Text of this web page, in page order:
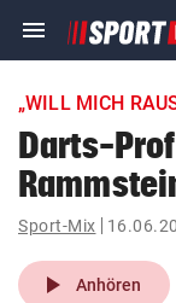
menu Navigation
ein-/
account_circle Anmelden
pin_drop
Wien
„WILL MICH
Darts-
Sport-Mix
play_arrow Anhören